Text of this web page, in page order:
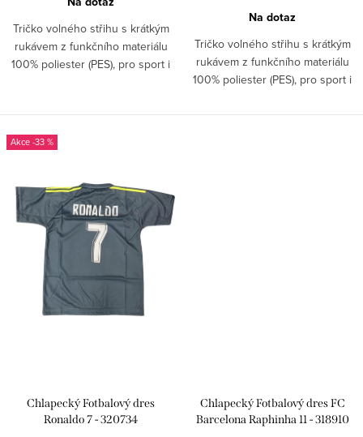
Tričko volného střihu s krátkým
rukávem z funkčního materiálu
100% poliester (PES), pro sport i
Na dotaz
Tričko volného střihu s krátkým
rukávem z funkčního materiálu
100% poliester (PES), pro sport i
-33 %
Chlapecký Fotbalový dres
Ronaldo 7 - 320734
Chlapecký Fotbalový dres FC
Barcelona Raphinha 11 - 318910